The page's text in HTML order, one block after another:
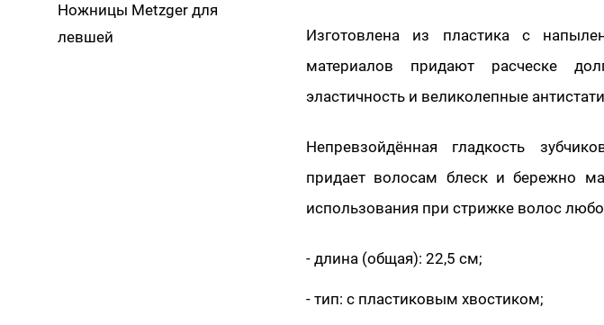
Ножницы Metzger для
левшей
Изготовлена из пластика с
материалов придают расческе
эластичность и великолепные
Непревзойдённая гладкость
придает волосам блеск и бережно
использования при стрижке волос
- длина (общая): 22,5 см;
- тип: с пластиковым хвостиком;